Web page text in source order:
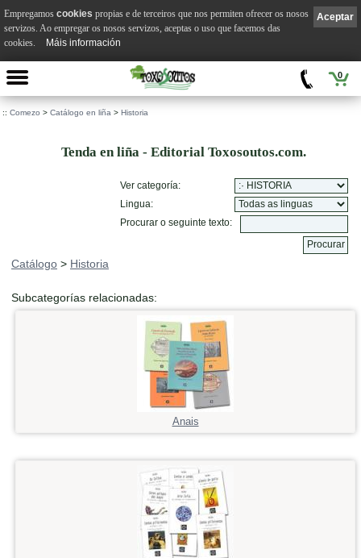
0
:: Comezo > Catálogo en liña > Historia
Tenda en liña - Editorial Toxosoutos.com.
Ver categoría:
Lingua:
Procurar o seguinte texto:
Catálogo > Historia
Subcategorías relacionadas:
Anais
Aceptar
Empregamos cookies propias e de terceiros que nos permiten ofrecer os nosos
servizos. Ao empregar os nosos servizos, aceptas o uso que facemos das
cookies.
Máis información